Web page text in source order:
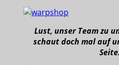
Lust, unser Team zu
schaut doch mal auf
Seite.